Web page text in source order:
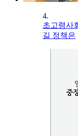
4.
초고령사
길 정책은